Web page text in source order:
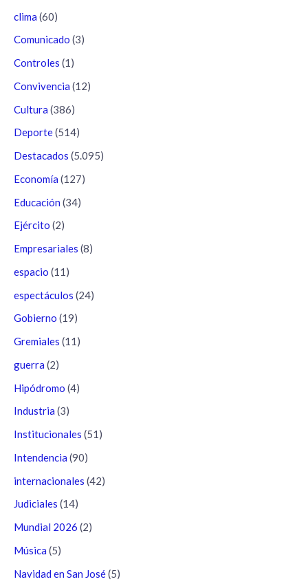
clima (60)
Comunicado (3)
Controles (1)
Convivencia (12)
Cultura (386)
Deporte(514)
Destacados (5.095)
Economía (127)
Educación (34)
Ejército (2)
Empresariales (8)
espacio (11)
espectáculos (24)
Gobierno (19)
Gremiales (11)
guerra (2)
Hipódromo (4)
Industria (3)
Institucionales (51)
Intendencia (90)
internacionales (42)
Judiciales (14)
Mundial 2026 (2)
Música (5)
Navidad en San José(5)